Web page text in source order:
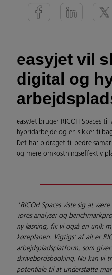
easyjet vil
digital og
easyJet bruger RICOH Spaces
hybridarbejde og en sikker
Det har bidraget til bedre
og mere omkostningseffektiv
"RICOH Spaces viste sig at
vores analyser og
ny løsning, fik vi også en unik
køreplanen. Vigtigst af alt er
arbejdspladsplatform, som
skrivebordsbooking. Nu kan vi
potentiale til at understøtte